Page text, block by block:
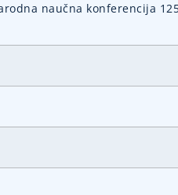
naučna konferencija